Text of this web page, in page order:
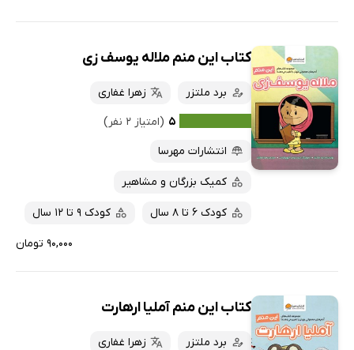
کتاب این منم ملاله یوسف‌ زی
برد ملتزر
زهرا غفاری
۵ (امتیاز ۲ نفر)
انتشارات مهرسا
کمیک بزرگان و مشاهیر
کودک 6 تا 8 سال کودک 9 تا 12 سال
۹۰,۰۰۰ تومان
کتاب این منم آملیا ارهارت
برد ملتزر زهرا غفاری